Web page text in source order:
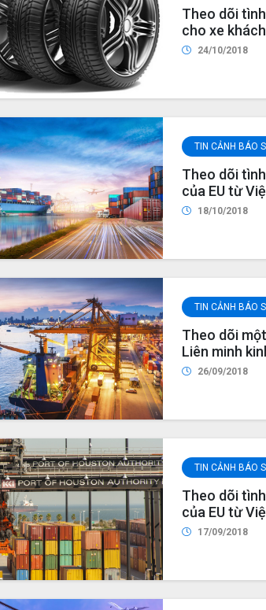
Theo dõi
cho xe
nhật đến
24/10/2018
TIN CẢNH BÁO
Theo dõi
của EU từ
18/10/2018
TIN CẢNH BÁO
Theo dõi
Liên minh
nhập khẩu
26/09/2018
TIN CẢNH BÁO
Theo dõi
của EU từ
17/09/2018